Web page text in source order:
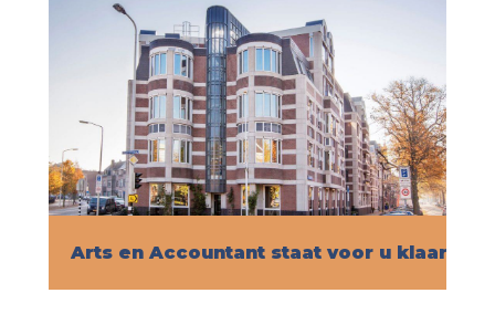
Arts en Accountant staat voor u klaar!